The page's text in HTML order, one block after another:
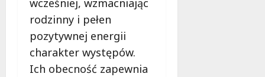
rodzinny i pełen
pozytywnej energii
charakter występów.
Ich obecność zapewnia